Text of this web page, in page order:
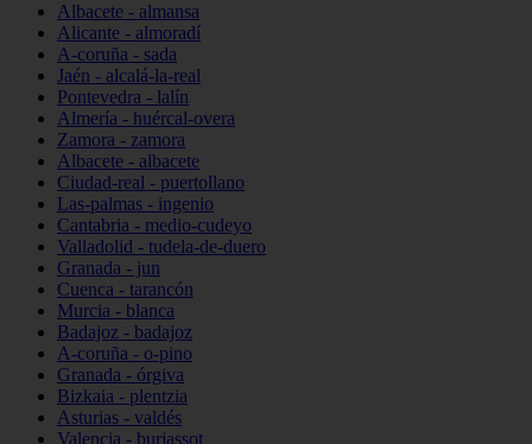
Albacete - almansa
Alicante - almoradí
A-coruña - sada
Jaén - alcalá-la-real
Pontevedra - lalín
Almería - huércal-overa
Zamora - zamora
Albacete - albacete
Ciudad-real - puertollano
Las-palmas - ingenio
Cantabria - medio-cudeyo
Valladolid - tudela-de-duero
Granada - jun
Cuenca - tarancón
Murcia - blanca
Badajoz - badajoz
A-coruña - o-pino
Granada - órgiva
Bizkaia - plentzia
Asturias - valdés
Valencia - burjassot